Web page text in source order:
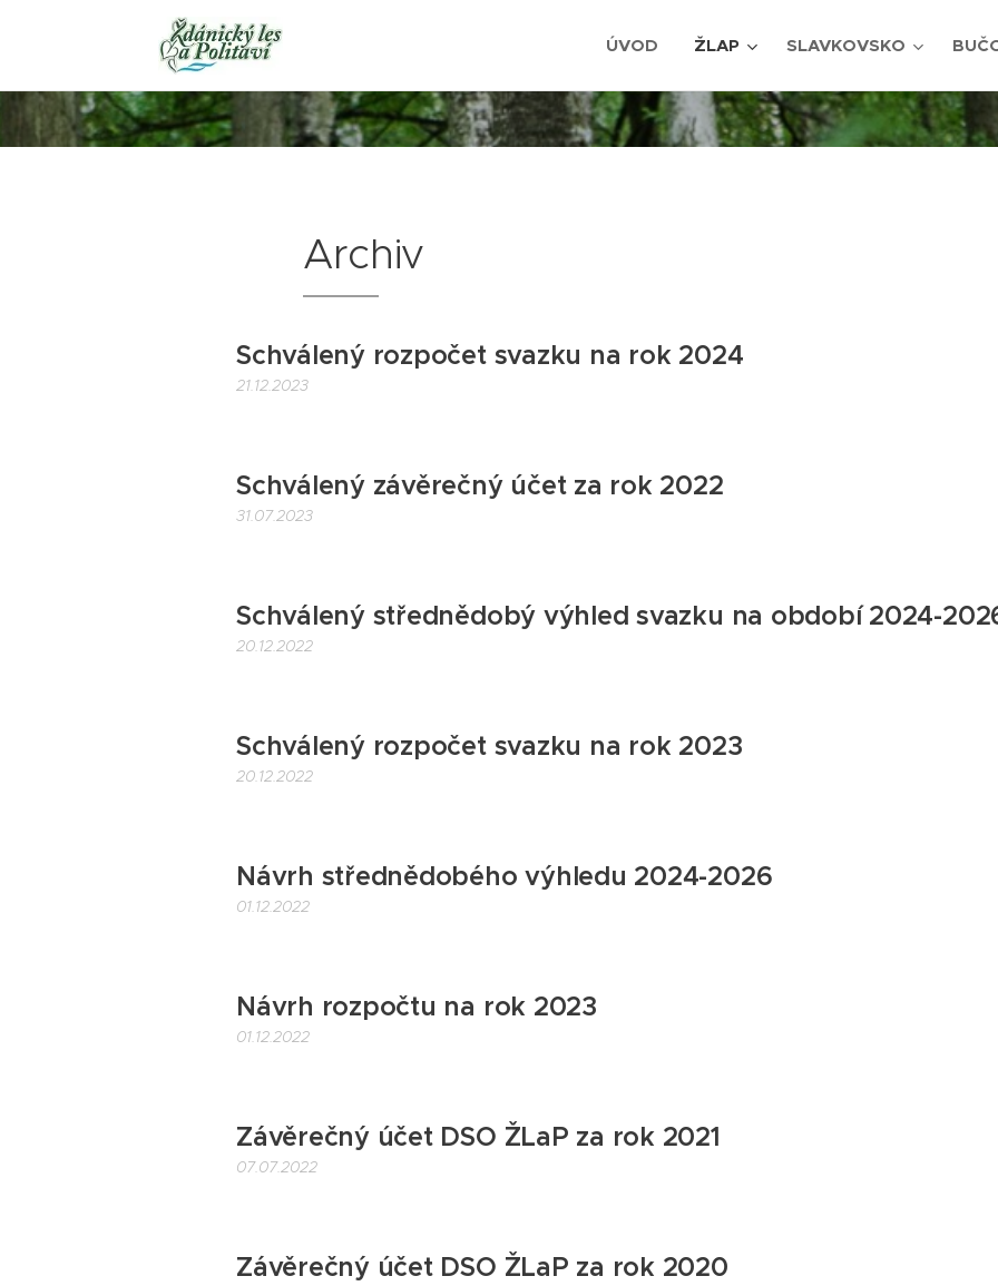
ÚVOD ŽLAP SLAVKOVSKO
Archiv
Schválený rozpočet svazku na rok 2024
21.12.2023
Schválený závěrečný účet za rok 2022
31.07.2023
Schválený střednědobý výhled svazku na období 2024-
20.12.2022
Schválený rozpočet svazku na rok 2023
20.12.2022
Návrh střednědobého výhledu 2024-2026
01.12.2022
Návrh rozpočtu na rok 2023
01.12.2022
Závěrečný účet DSO ŽLaP za rok 2021
07.07.2022
Závěrečný účet DSO ŽLaP za rok 2020